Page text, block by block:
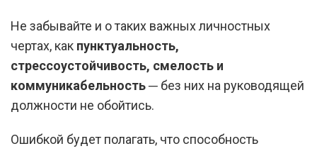
Не забывайте и о таких важных личностных
чертах, как пунктуальность,
стрессоустойчивость, смелость и
коммуникабельность─ без них на руководящей
должности не обойтись.
Ошибкой будет полагать, что способность